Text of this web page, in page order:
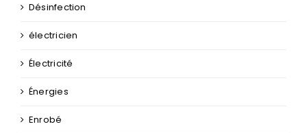
Désinfection
électricien
Électricité
Énergies
Enrobé